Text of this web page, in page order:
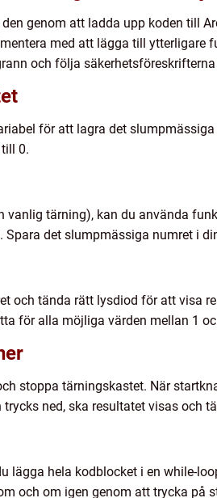
genom att ladda upp koden till
med att lägga till ytterligare
och följa
för att lagra det
0.
tärning), kan du använda
det slumpmässiga numret i din
och tända rätt lysdiod för att visa
för alla möjliga värden mellan 1
stoppa tärningskastet. När
ned, ska resultatet visas och
lägga hela kodblocket i en while-
och om igen genom att trycka på